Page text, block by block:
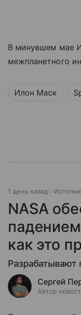
В минувшем мае
межпланетного
Илон Маск
1 день назад
NASA
как это
Разрабатывают
Сергей
Автор